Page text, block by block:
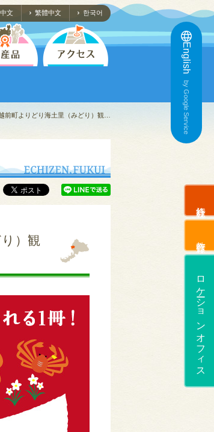
文 繁體中文 한국어
English
by Google Service
前町よりどり海土里（みどり）観…
）観
ロケーションオフィス